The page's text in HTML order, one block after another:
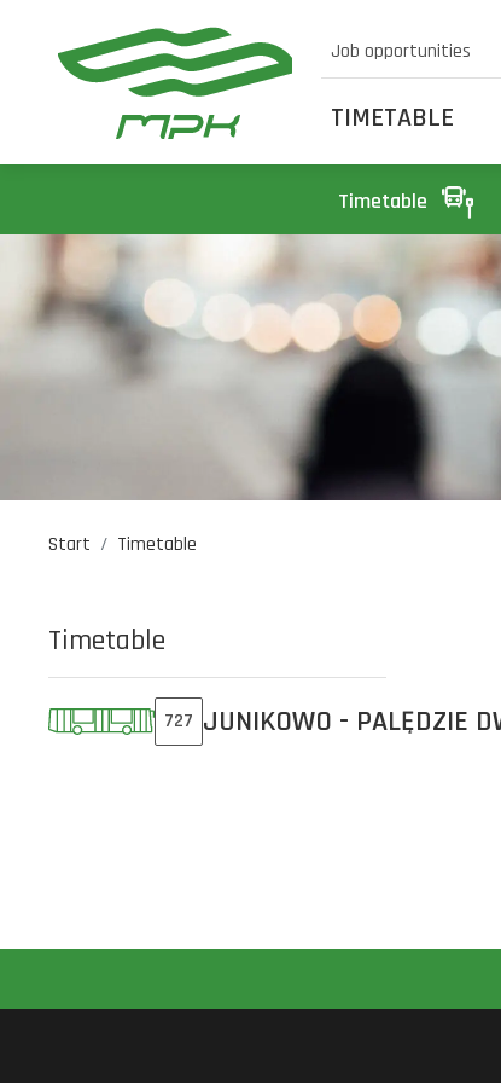
Job opportunities
TIMETABLE
Timetable
Start Timetable
Timetable
727 JUNIKOWO - PALĘDZIE